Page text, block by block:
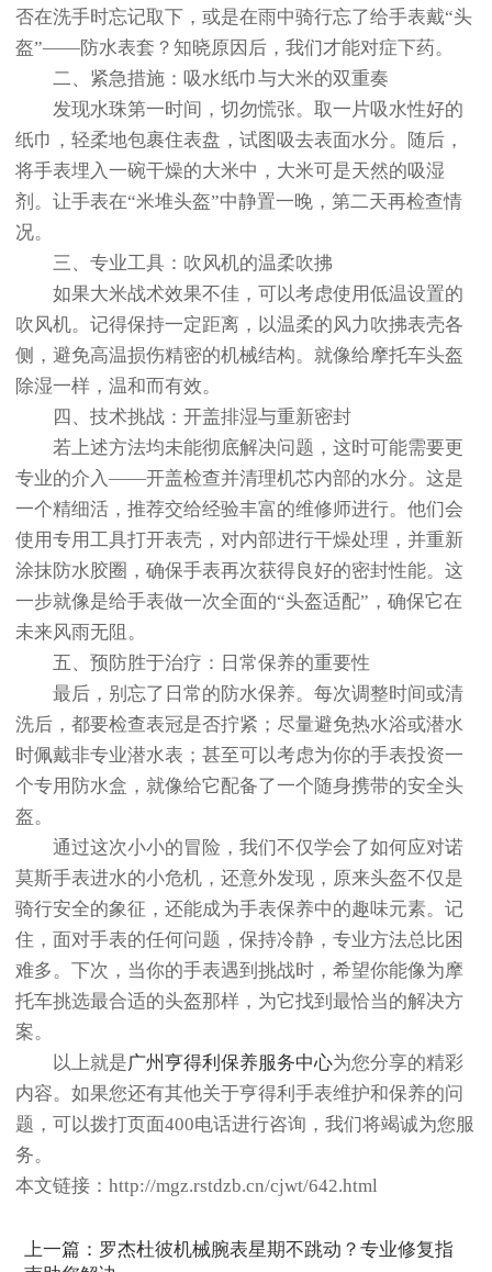
否在洗手时忘记取下，或是在雨中骑行忘了给手表戴“头
盔”——防水表套？知晓原因后，我们才能对症下药。
二、紧急措施：吸水纸巾与大米的双重奏
发现水珠第一时间，切勿慌张。取一片吸水性好的
纸巾，轻柔地包裹住表盘，试图吸去表面水分。随后，
将手表埋入一碗干燥的大米中，大米可是天然的吸湿
剂。让手表在“米堆头盔”中静置一晚，第二天再检查情
况。
三、专业工具：吹风机的温柔吹拂
如果大米战术效果不佳，可以考虑使用低温设置的
吹风机。记得保持一定距离，以温柔的风力吹拂表壳各
侧，避免高温损伤精密的机械结构。就像给摩托车头盔
除湿一样，温和而有效。
四、技术挑战：开盖排湿与重新密封
若上述方法均未能彻底解决问题，这时可能需要更
专业的介入——开盖检查并清理机芯内部的水分。这是
一个精细活，推荐交给经验丰富的维修师进行。他们会
使用专用工具打开表壳，对内部进行干燥处理，并重新
涂抹防水胶圈，确保手表再次获得良好的密封性能。这
一步就像是给手表做一次全面的“头盔适配”，确保它在
未来风雨无阻。
五、预防胜于治疗：日常保养的重要性
最后，别忘了日常的防水保养。每次调整时间或清
洗后，都要检查表冠是否拧紧；尽量避免热水浴或潜水
时佩戴非专业潜水表；甚至可以考虑为你的手表投资一
个专用防水盒，就像给它配备了一个随身携带的安全头
盔。
通过这次小小的冒险，我们不仅学会了如何应对诺
莫斯手表进水的小危机，还意外发现，原来头盔不仅是
骑行安全的象征，还能成为手表保养中的趣味元素。记
住，面对手表的任何问题，保持冷静，专业方法总比困
难多。下次，当你的手表遇到挑战时，希望你能像为摩
托车挑选最合适的头盔那样，为它找到最恰当的解决方
案。
以上就是广州亨得利保养服务中心为您分享的精彩
内容。如果您还有其他关于亨得利手表维护和保养的问
题，可以拨打页面400电话进行咨询，我们将竭诚为您服
务。
本文链接：http://mgz.rstdzb.cn/cjwt/642.html
上一篇： 罗杰杜彼机械腕表星期不跳动？专业修复指